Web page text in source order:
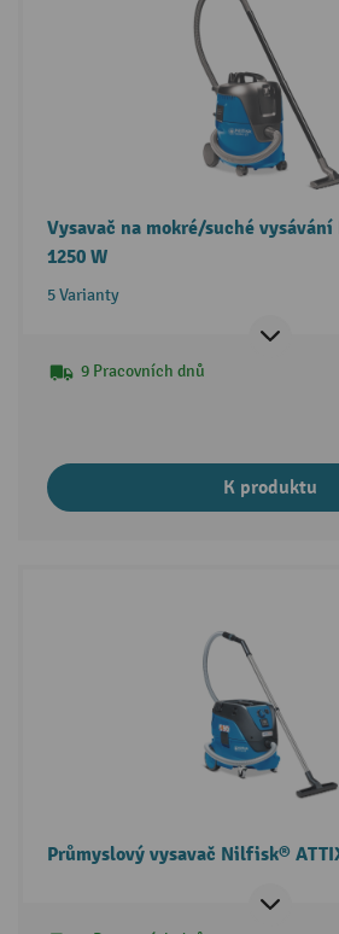
Vysavač na mokré/suché
1250 W
5 Varianty
9 Pracovních dnů
K produktu
Průmyslový vysavač Nilfisk®